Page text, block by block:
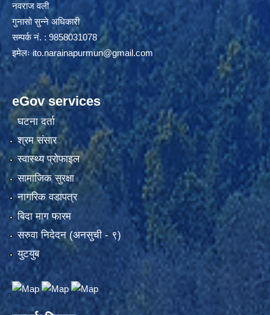
नवराज वली
गुनासो सुन्ने अधिकारी
सम्पर्क नं. : 9858031078
इमेलःito.narainapurmun@gmail.com
eGov services
घटना दर्ता
श्रम संसार
स्वास्थ्य प्रोफाइल
सामाजिक सुरक्षा
नागरिक वडापत्र
बिदा माग फारम
सरुवा निदेदन (अनसुची - ९)
युटयुब